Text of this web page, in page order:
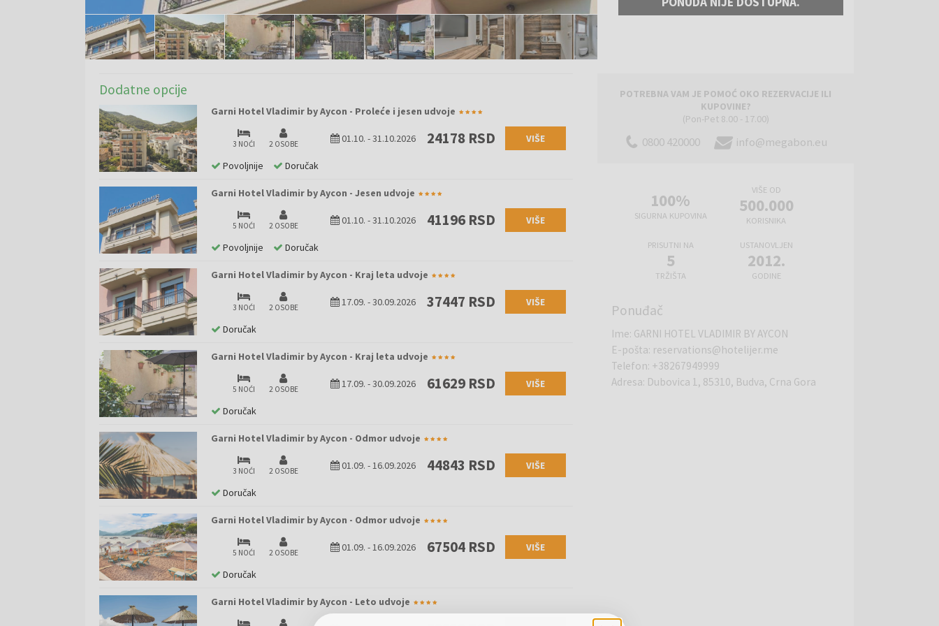
Dodatne opcije
Garni Hotel Vladimir by Aycon - Proleće i jesen udvoje
3 NOĆI 2 OSOBE 01.10. -31.10.2026 24178 RSD VIŠE
Povoljnije Doručak
Garni Hotel Vladimir by Aycon - Jesen udvoje
5 NOĆI 2 OSOBE 01.10. -31.10.2026 41196 RSD VIŠE
Povoljnije Doručak
Garni Hotel Vladimir by Aycon - Kraj leta udvoje
3 NOĆI 2 OSOBE 17.09. -30.09.2026 37447 RSD VIŠE
Doručak
Garni Hotel Vladimir by Aycon - Kraj leta udvoje
5 NOĆI 2 OSOBE 17.09. -30.09.2026 61629 RSD VIŠE
Doručak
Garni Hotel Vladimir by Aycon - Odmor udvoje
3 NOĆI 2 OSOBE 01.09. -16.09.2026 44843 RSD VIŠE
Doručak
Garni Hotel Vladimir by Aycon - Odmor udvoje
5 NOĆI 2 OSOBE 01.09. -16.09.2026 67504 RSD VIŠE
Doručak
Garni Hotel Vladimir by Aycon - Leto udvoje
POTREBNA VAM JE POMOĆ OKO REZERVACIJE ILI
KUPOVINE?
(Pon-Pet 8.00 - 17.00)
0800 420000 info@megabon.eu
100%
SIGURNA KUPOVINA
VIŠE OD
500.000
KORISNIKA
PRISUTNI NA
5
TRŽIŠTA
USTANOVLJEN
2012.
GODINE
Ponuđač
Ime: GARNI HOTEL VLADIMIR BY AYCON
E-pošta: reservations@hotelijer.me
Telefon: +38267949999
Adresa: Dubovica 1, 85310, Budva, Crna Gora